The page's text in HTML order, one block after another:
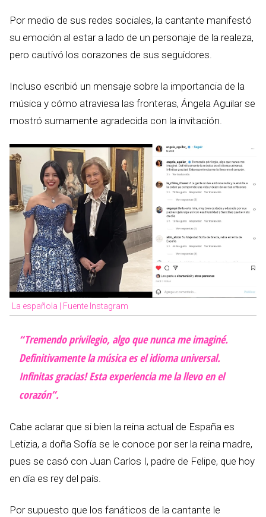
Por medio de sus redes sociales, la cantante manifestó
su emoción al estar a lado de un personaje de la realeza,
pero cautivó los corazones de sus seguidores.
Incluso escribió un mensaje sobre la importancia de la
música y cómo atraviesa las fronteras, Ángela Aguilar se
mostró sumamente agradecida con la invitación.
La española | Fuente Instagram
“Tremendo privilegio, algo que nunca me imaginé.
Definitivamente la música es el idioma universal.
Infinitas gracias! Esta experiencia me la llevo en el
corazón”.
Cabe aclarar que si bien la reina actual de España es
Letizia, a doña Sofía se le conoce por ser la reina madre,
pues se casó con Juan Carlos I, padre de Felipe, que hoy
en día es rey del país.
Por supuesto que los fanáticos de la cantante le